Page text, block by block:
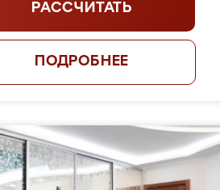
РАССЧИТАТЬ
ПОДРОБНЕЕ